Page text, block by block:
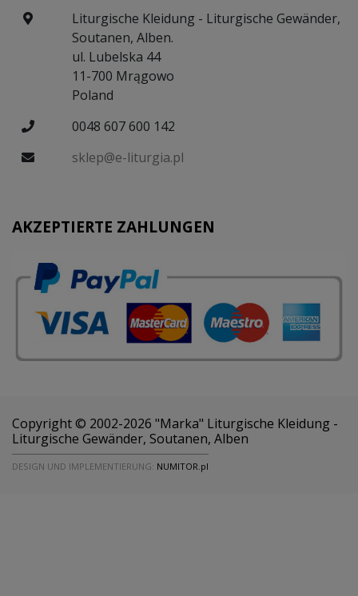
Liturgische Kleidung - Liturgische Gewänder,
Soutanen, Alben.
ul. Lubelska 44
11-700 Mrągowo
Poland
0048 607 600 142
sklep@e-liturgia.pl
AKZEPTIERTE ZAHLUNGEN
Copyright © 2002-2026 "Marka" Liturgische Kleidung -
Liturgische Gewänder, Soutanen, Alben
DESIGN UND IMPLEMENTIERUNG: NUMITOR.pl